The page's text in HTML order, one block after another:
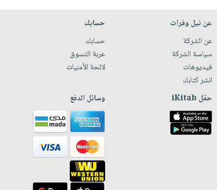
عن نيل وفرات
عن الشركة
سياسة الشركة
فيديوهات
انشر كتابك
حسابك
حسابك
عربة التسوق
لائحة الأمنيات
حمّل iKitab وسائل الدفع